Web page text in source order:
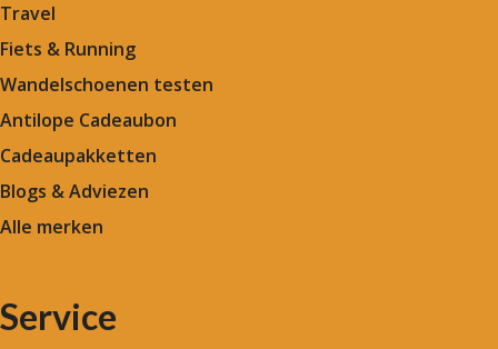
Travel
Fiets & Running
Wandelschoenen testen
Antilope Cadeaubon
Cadeaupakketten
Blogs & Adviezen
Alle merken
Service